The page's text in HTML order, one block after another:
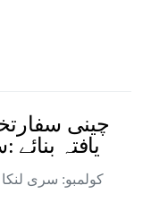
چینی
یافتہ
کولمبو: سری